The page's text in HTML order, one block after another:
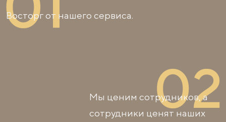
Восторг от нашего сервиса.
Мы ценим сотрудников, а
сотрудники ценят наших